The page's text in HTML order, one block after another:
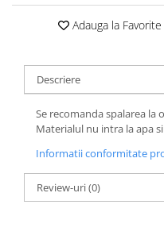
Adauga la Favorite
Descriere
Se recomanda spalarea la
Materialul nu intra la apa
Informatii conformitate
Review-uri(0)